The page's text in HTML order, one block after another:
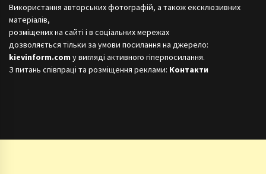
Використання авторських фотографій, а також ексклюзивних
матеріалів,
розміщених на сайті і в соціальних мережах
дозволяється тільки за умови посилання на джерело:
kievinform.com у вигляді активного гіперпосилання.
З питань співпраці та розміщення реклами: Контакти